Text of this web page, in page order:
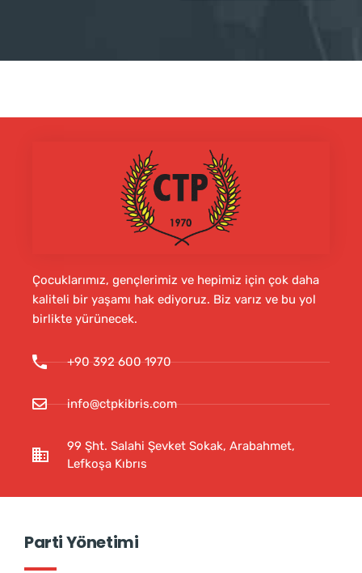
Çocuklarımız, gençlerimiz ve hepimiz için çok daha
kaliteli bir yaşamı hak ediyoruz. Biz varız ve bu yol
birlikte yürünecek.
+90 392 600 1970
info@ctpkibris.com
99 Şht. Salahi Şevket Sokak, Arabahmet,
Lefkoşa Kıbrıs
Parti Yönetimi